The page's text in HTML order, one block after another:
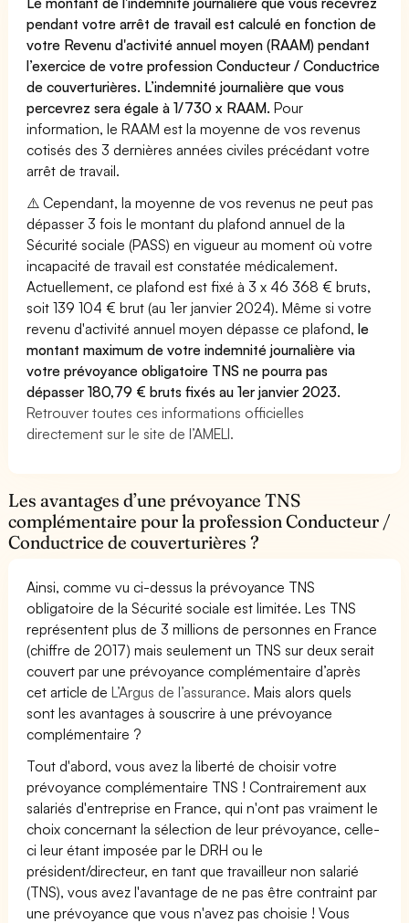
pendant votre arrêt de travail est calculé en fonction de
votre Revenu d'activité annuel moyen (RAAM) pendant
l’exercice de votre profession Conducteur / Conductrice
de couverturières. L’indemnité journalière que vous
percevrez sera égale à 1/730 x RAAM. Pour
information, le RAAM est la moyenne de vos revenus
cotisés des 3 dernières années civiles précédant votre
arrêt de travail.
⚠️ Cependant, la moyenne de vos revenus ne peut pas
dépasser 3 fois le montant du plafond annuel de la
Sécurité sociale (PASS) en vigueur au moment où votre
incapacité de travail est constatée médicalement.
Actuellement, ce plafond est fixé à 3 x 46 368 € bruts,
soit 139 104 € brut (au 1er janvier 2024). Même si votre
revenu d'activité annuel moyen dépasse ce plafond,le
montant maximum de votre indemnité journalière via
votre prévoyance obligatoire TNS ne pourra pas
dépasser 180,79 € bruts fixés au 1er janvier 2023.
Retrouver toutes ces informations officielles
directement sur le site de l’AMELI.
Les avantages d’une prévoyance TNS
complémentaire pour la profession Conducteur /
Conductrice de couverturières ?
Ainsi, comme vu ci-dessus la prévoyance TNS
obligatoire de la Sécurité sociale est limitée. Les TNS
représentent plus de 3 millions de personnes en France
(chiffre de 2017) mais seulement un TNS sur deux serait
couvert par une prévoyance complémentaire d’après
cet article deL’Argus de l’assurance. Mais alors quels
sont les avantages à souscrire à une prévoyance
complémentaire ?
Tout d'abord, vous avez la liberté de choisir votre
prévoyance complémentaire TNS ! Contrairement aux
salariés d'entreprise en France, qui n'ont pas vraiment le
choix concernant la sélection de leur prévoyance, celle-
ci leur étant imposée par le DRH ou le
président/directeur, en tant que travailleur non salarié
(TNS), vous avez l'avantage de ne pas être contraint par
une prévoyance que vous n'avez pas choisie ! Vous